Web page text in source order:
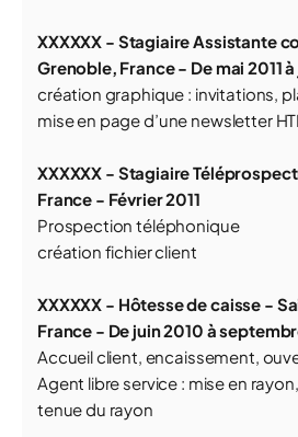
XXXXXX - Stagiaire Assistante
Grenoble, France - De mai 2011 à
création graphique : invitations,
mise en page d’une newsletter
XXXXXX - Stagiaire
France - Février 2011
Prospection téléphonique
création fichier client
XXXXXX - Hôtesse de caisse -
France - De juin 2010 à
Accueil client, encaissement,
Agent libre service : mise en
tenue du rayon